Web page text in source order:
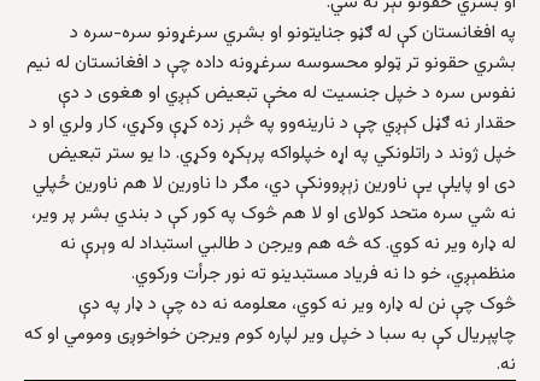
په افغانستان کې له ګڼو جنايتونو او بشري سرغړونو سره-سره د
بشري حقونو تر ټولو محسوسه سرغړونه داده چې د افغانستان له نيم
نفوس سره د خپل جنسيت له مخې تبعيض کېږي او هغوی د دې
حقدار نه ګڼل کېږي چې د نارينه‌وو په څېر زده کړې وکړي، کار ولري او د
خپل ژوند د راتلونکي په اړه خپلواکه پرېکړه وکړي. دا يو ستر تبعيض
دی او پايلې يې ناورين زېږوونکې دي، مګر دا ناورين لا هم ناورين ځپلي
نه شي سره متحد کولای او لا هم څوک په کور کې د بندي بشر پر وير،
له ډاره وير نه کوي. که څه هم ويرجن د طالبي استبداد له وېرې نه
منظمېږي، خو دا نه فرياد مستبدينو ته نور جرأت ورکوي.
څوک چې نن له ډاره وير نه کوي، معلومه نه ده چې د ډار په دې
چاپېريال کې به سبا د خپل وير لپاره کوم ويرجن خواخوږی ومومي او که
نه.